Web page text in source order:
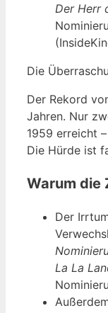
Der Herr
Die
Der Rekord
Jahren. Nur
1959 erreicht –
Die Hürde ist
Warum die
Der
La La